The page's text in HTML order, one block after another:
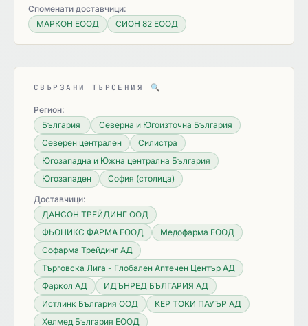
Споменати доставчици:
МАРКОН ЕООД
СИОН 82 ЕООД
СВЪРЗАНИ ТЪРСЕНИЯ 🔍
Регион:
България
Северна и Югоизточна България
Северен централен
Силистра
Югозападна и Южна централна България
Югозападен
София (столица)
Доставчици:
ДАНСОН ТРЕЙДИНГ ООД
ФЬОНИКС ФАРМА ЕООД
Медофарма ЕООД
Софарма Трейдинг АД
Търговска Лига - Глобален Аптечен Център АД
Фаркол АД
ИДЪНРЕД БЪЛГАРИЯ АД
Истлинк България ООД
КЕР ТОКИ ПАУЪР АД
Хелмед България ЕООД